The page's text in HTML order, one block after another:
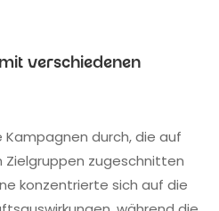
verschiedenen
durch, die auf
Zielgruppen zugeschnitten
konzentrierte sich auf die